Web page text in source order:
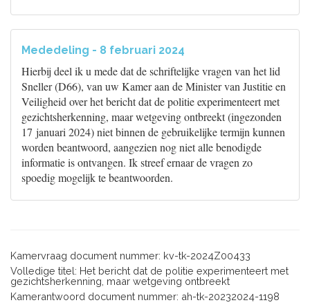
Mededeling - 8 februari 2024
Hierbij deel ik u mede dat de schriftelijke vragen van het lid
Sneller (D66), van uw Kamer aan de Minister van Justitie en
Veiligheid over het bericht dat de politie experimenteert met
gezichtsherkenning, maar wetgeving ontbreekt (ingezonden
17 januari 2024) niet binnen de gebruikelijke termijn kunnen
worden beantwoord, aangezien nog niet alle benodigde
informatie is ontvangen. Ik streef ernaar de vragen zo
spoedig mogelijk te beantwoorden.
Kamervraag document nummer: kv-tk-2024Z00433
Volledige titel: Het bericht dat de politie experimenteert met
gezichtsherkenning, maar wetgeving ontbreekt
Kamerantwoord document nummer: ah-tk-20232024-1198